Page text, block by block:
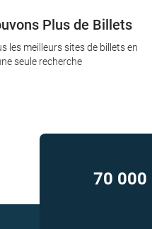
Plus de Billets
les meilleurs sites de billets en
seule recherche
70 000